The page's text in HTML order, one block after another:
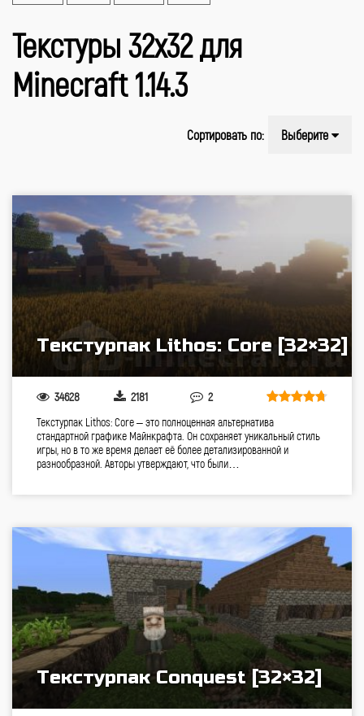
Текстуры 32x32 для
Minecraft 1.14.3
Сортировать по: Выберите
Текстурпак Lithos: Core [32×32]
34628 2181 2
Текстурпак Lithos: Core – это полноценная альтернатива
стандартной графике Майнкрафта. Он сохраняет уникальный стиль
игры, но в то же время делает её более детализированной и
разнообразной. Авторы утверждают, что были…
Текстурпак Conquest [32×32]